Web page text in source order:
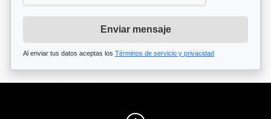
Enviar mensaje
Al enviar tus datos aceptas los Términos de servicio y privacidad